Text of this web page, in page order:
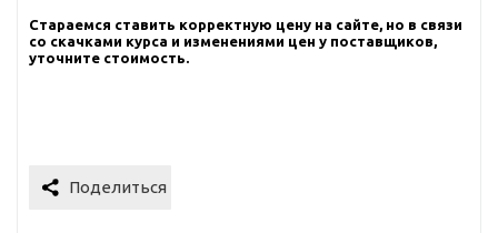
Стараемся ставить корректную цену на сайте, но в связи
со скачками курса и изменениями цен у поставщиков,
уточните стоимость.